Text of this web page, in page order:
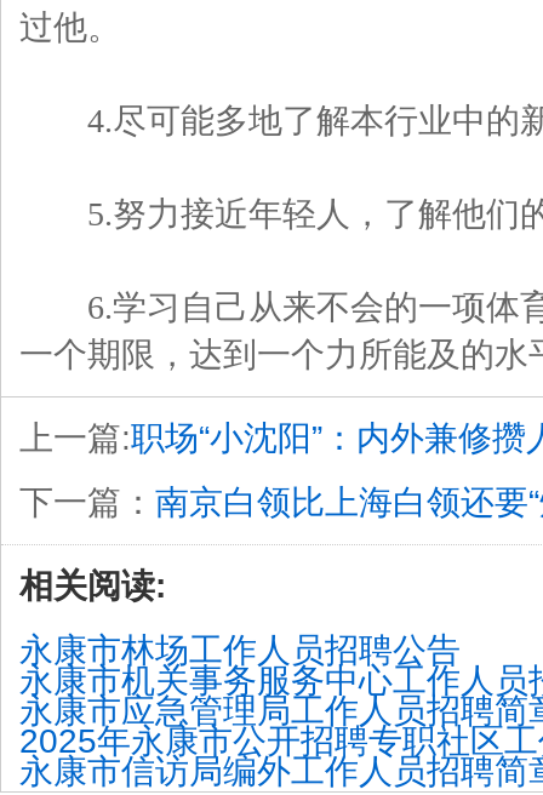
过他。
4.尽可能多地了解本行业中的
5.努力接近年轻人，了解他们
6.学习自己从来不会的一项体
一个期限，达到一个力所能及的水
上一篇:职场“小沈阳”：内外兼修攒
下一篇： 南京白领比上海白领还要“
相关阅读:
永康市林场工作人员招聘公告
永康市机关事务服务中心工作人员
永康市应急管理局工作人员招聘简
2025年永康市公开招聘专职社区
永康市信访局编外工作人员招聘简